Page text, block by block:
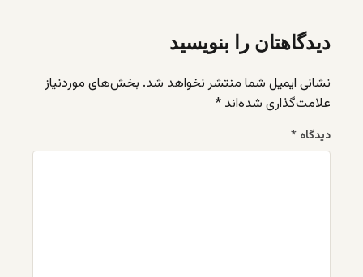
دیدگاهتان را بنویسید
نشانی ایمیل شما منتشر نخواهد شد. بخش‌های موردنیاز
علامت‌گذاری شده‌اند *
دیدگاه *